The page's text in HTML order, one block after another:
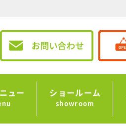
ュー ショールーム
showroom